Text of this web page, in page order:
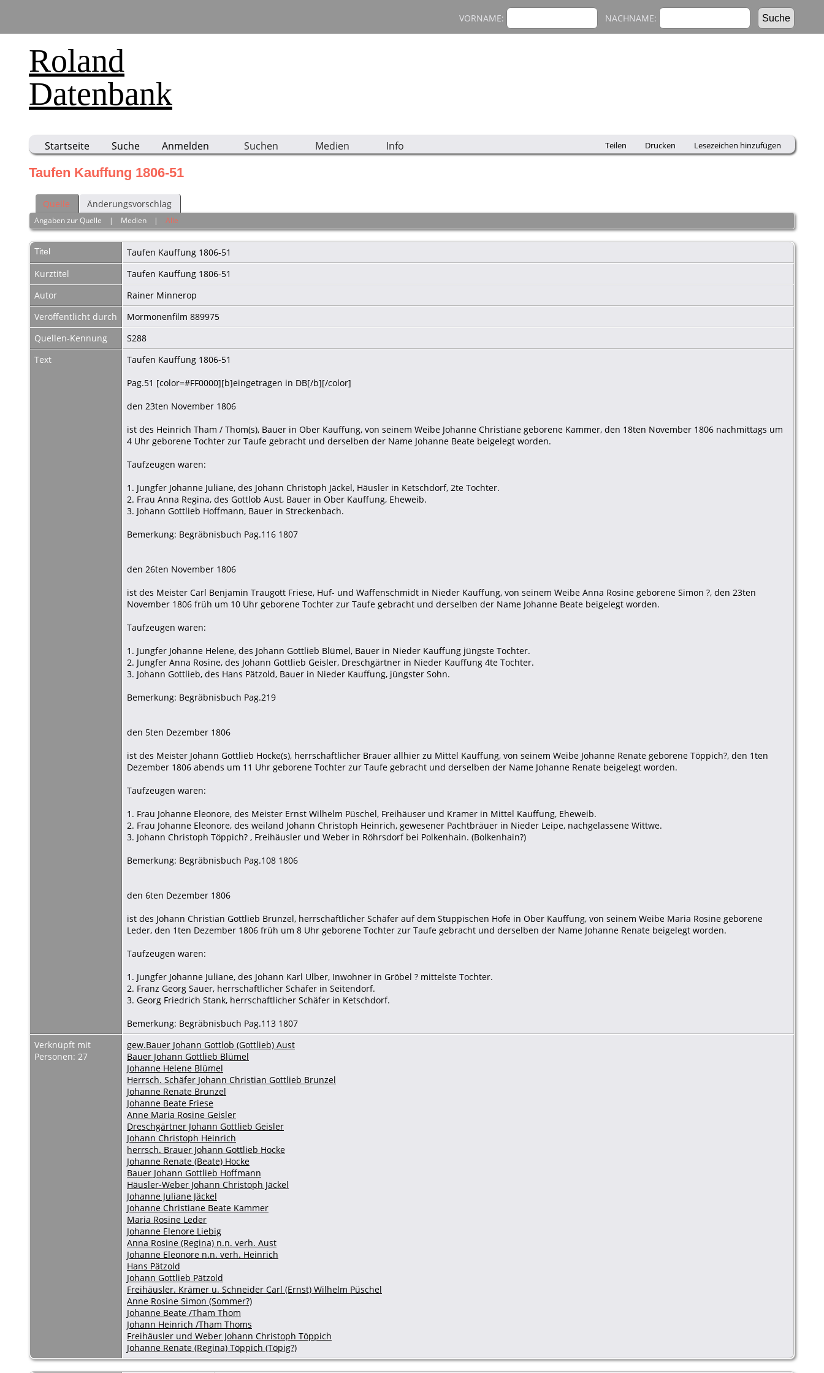
Roland
Datenbank
VORNAME: NACHNAME:
Startseite Suche Anmelden Suchen Medien Info Teilen Drucken Lesezeichen hinzufügen
Taufen Kauffung 1806-51
Quelle Änderungsvorschlag
Angaben zur Quelle | Medien |Alle
Titel
Taufen Kauffung 1806-51
Kurztitel
Taufen Kauffung 1806-51
Autor
Rainer Minnerop
Veröffentlicht durch
Mormonenfilm 889975
Quellen-Kennung
S288
Text
Taufen Kauffung 1806-51
Pag.51 [color=#FF0000][b]eingetragen in DB[/b][/color]
den 23ten November 1806
ist des Heinrich Tham / Thom(s), Bauer in Ober Kauffung, von seinem Weibe Johanne Christiane geborene Kammer, den 18ten November 1806 nachmittags um
4 Uhr geborene Tochter zur Taufe gebracht und derselben der Name Johanne Beate beigelegt worden.
Taufzeugen waren:
1. Jungfer Johanne Juliane, des Johann Christoph Jäckel, Häusler in Ketschdorf, 2te Tochter.
2. Frau Anna Regina, des Gottlob Aust, Bauer in Ober Kauffung, Eheweib.
3. Johann Gottlieb Hoffmann, Bauer in Streckenbach.
Bemerkung: Begräbnisbuch Pag.116 1807
den 26ten November 1806
ist des Meister Carl Benjamin Traugott Friese, Huf- und Waffenschmidt in Nieder Kauffung, von seinem Weibe Anna Rosine geborene Simon ?, den 23ten
November 1806 früh um 10 Uhr geborene Tochter zur Taufe gebracht und derselben der Name Johanne Beate beigelegt worden.
Taufzeugen waren:
1. Jungfer Johanne Helene, des Johann Gottlieb Blümel, Bauer in Nieder Kauffung jüngste Tochter.
2. Jungfer Anna Rosine, des Johann Gottlieb Geisler, Dreschgärtner in Nieder Kauffung 4te Tochter.
3. Johann Gottlieb, des Hans Pätzold, Bauer in Nieder Kauffung, jüngster Sohn.
Bemerkung: Begräbnisbuch Pag.219
den 5ten Dezember 1806
ist des Meister Johann Gottlieb Hocke(s), herrschaftlicher Brauer allhier zu Mittel Kauffung, von seinem Weibe Johanne Renate geborene Töppich?, den 1ten
Dezember 1806 abends um 11 Uhr geborene Tochter zur Taufe gebracht und derselben der Name Johanne Renate beigelegt worden.
Taufzeugen waren:
1. Frau Johanne Eleonore, des Meister Ernst Wilhelm Püschel, Freihäuser und Kramer in Mittel Kauffung, Eheweib.
2. Frau Johanne Eleonore, des weiland Johann Christoph Heinrich, gewesener Pachtbräuer in Nieder Leipe, nachgelassene Wittwe.
3. Johann Christoph Töppich? , Freihäusler und Weber in Röhrsdorf bei Polkenhain. (Bolkenhain?)
Bemerkung: Begräbnisbuch Pag.108 1806
den 6ten Dezember 1806
ist des Johann Christian Gottlieb Brunzel, herrschaftlicher Schäfer auf dem Stuppischen Hofe in Ober Kauffung, von seinem Weibe Maria Rosine geborene
Leder, den 1ten Dezember 1806 früh um 8 Uhr geborene Tochter zur Taufe gebracht und derselben der Name Johanne Renate beigelegt worden.
Taufzeugen waren:
1. Jungfer Johanne Juliane, des Johann Karl Ulber, Inwohner in Gröbel ? mittelste Tochter.
2. Franz Georg Sauer, herrschaftlicher Schäfer in Seitendorf.
3. Georg Friedrich Stank, herrschaftlicher Schäfer in Ketschdorf.
Bemerkung: Begräbnisbuch Pag.113 1807
Verknüpft mit
Personen: 27
gew.Bauer Johann Gottlob (Gottlieb) Aust
Bauer Johann Gottlieb Blümel
Johanne Helene Blümel
Herrsch. Schäfer Johann Christian Gottlieb Brunzel
Johanne Renate Brunzel
Johanne Beate Friese
Anne Maria Rosine Geisler
Dreschgärtner Johann Gottlieb Geisler
Johann Christoph Heinrich
herrsch. Brauer Johann Gottlieb Hocke
Johanne Renate (Beate) Hocke
Bauer Johann Gottlieb Hoffmann
Häusler-Weber Johann Christoph Jäckel
Johanne Juliane Jäckel
Johanne Christiane Beate Kammer
Maria Rosine Leder
Johanne Elenore Liebig
Anna Rosine (Regina) n.n. verh. Aust
Johanne Eleonore n.n. verh. Heinrich
Hans Pätzold
Johann Gottlieb Pätzold
Freihäusler. Krämer u. Schneider Carl (Ernst) Wilhelm Püschel
Anne Rosine Simon (Sommer?)
Johanne Beate /Tham Thom
Johann Heinrich /Tham Thoms
Freihäusler und Weber Johann Christoph Töppich
Johanne Renate (Regina) Töppich (Töpig?)